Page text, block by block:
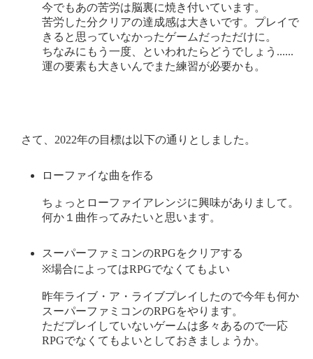
今でもあの苦労は脳裏に焼き付いています。
苦労した分クリアの達成感は大きいです。プレイで
きると思っていなかったゲームだっただけに。
ちなみにもう一度、といわれたらどうでしょう......
運の要素も大きいんでまた練習が必要かも。
さて、2022年の目標は以下の通りとしました。
ローファイな曲を作る
ちょっとローファイアレンジに興味がありまして。
何か１曲作ってみたいと思います。
スーパーファミコンのRPGをクリアする
※場合によってはRPGでなくてもよい
昨年ライブ・ア・ライブプレイしたので今年も何か
スーパーファミコンのRPGをやります。
ただプレイしていないゲームは多々あるので一応
RPGでなくてもよいとしておきましょうか。